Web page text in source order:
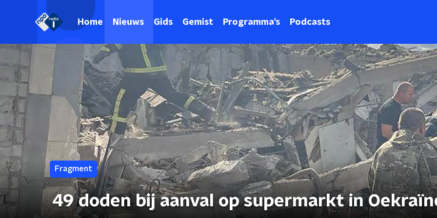
Home Nieuws Gids Gemist Programma's Podcasts
Fragment
49 doden bij aanval op supermarkt in